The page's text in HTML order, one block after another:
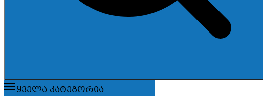
ყველა კატეგორია